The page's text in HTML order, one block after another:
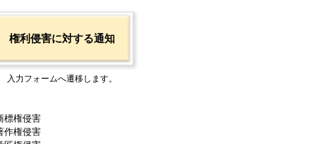
権利侵害に対する通知
入力フォームへ遷移します。
標権侵害
作権侵害